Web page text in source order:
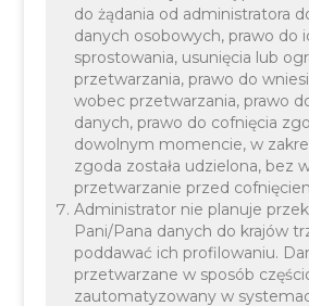
Programu Ochrony Powietrza w
Dofinasowanie, w wysokości
zostało udzielone w
Wdrażanie Programu
Projektu B Funkcjonowanie
do żądania od administratora
danych osobowych, prawo do
sprostowania, usunięcia lub
przetwarzania, prawo do
wobec przetwarzania, prawo
danych, prawo do cofnięcia
dowolnym momencie, w
zgoda została udzielona, bez
przetwarzanie przed
Administrator nie planuje
Pani/Pana danych do krajów
poddawać ich profilowaniu.
przetwarzane w sposób
zautomatyzowany w